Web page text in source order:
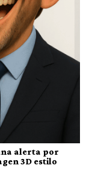
alerta por
3D estilo